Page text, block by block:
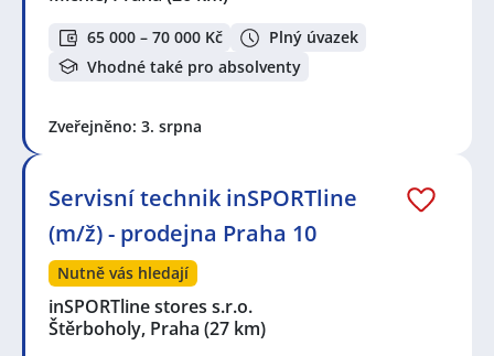
65 000 – 70 000 Kč
Plný úvazek
Vhodné také pro absolventy
Zveřejněno: 3. srpna
Servisní technik inSPORTline
(m/ž) - prodejna Praha 10
Nutně vás hledají
inSPORTline stores s.r.o.
Štěrboholy, Praha (27 km)